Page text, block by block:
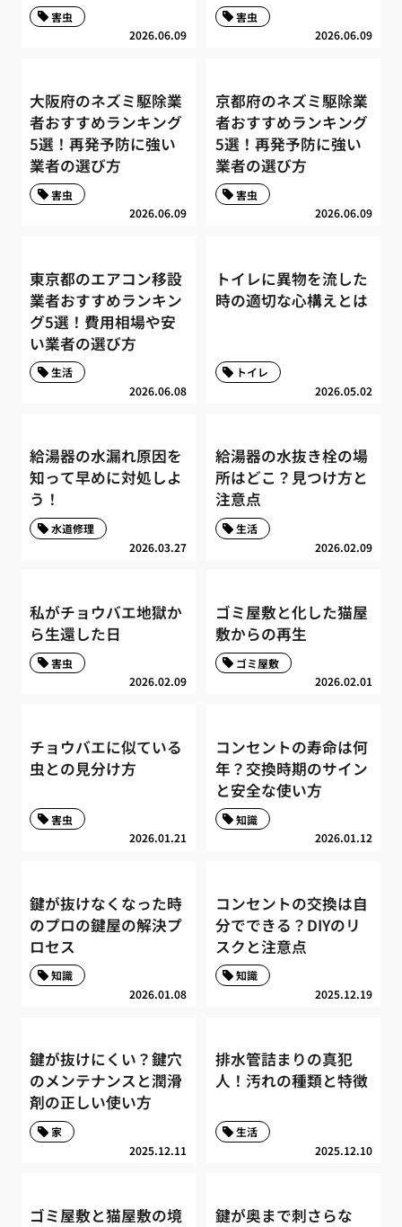
2026.06.09
害虫
2026.06.09
害虫
大阪府のネズミ駆除業
者おすすめランキング
5選！再発予防に強い
業者の選び方
2026.06.09
害虫
京都府のネズミ駆除業
者おすすめランキング
5選！再発予防に強い
業者の選び方
2026.06.09
害虫
東京都のエアコン移設
業者おすすめランキン
グ5選！費用相場や安
い業者の選び方
2026.06.08
生活
トイレに異物を流した
時の適切な心構えとは
2026.05.02
トイレ
給湯器の水漏れ原因を
知って早めに対処しよ
う！
2026.03.27
水道修理
給湯器の水抜き栓の場
所はどこ？見つけ方と
注意点
2026.02.09
生活
私がチョウバエ地獄か
ら生還した日
2026.02.09
害虫
ゴミ屋敷と化した猫屋
敷からの再生
2026.02.01
ゴミ屋敷
チョウバエに似ている
虫との見分け方
2026.01.21
害虫
コンセントの寿命は何
年？交換時期のサイン
と安全な使い方
2026.01.12
知識
鍵が抜けなくなった時
のプロの鍵屋の解決プ
ロセス
2026.01.08
知識
コンセントの交換は自
分でできる？DIYのリ
スクと注意点
2025.12.19
知識
鍵が抜けにくい？鍵穴
のメンテナンスと潤滑
剤の正しい使い方
2025.12.11
家
排水管詰まりの真犯
人！汚れの種類と特徴
2025.12.10
生活
ゴミ屋敷と猫屋敷の境
鍵が奥まで刺さらな